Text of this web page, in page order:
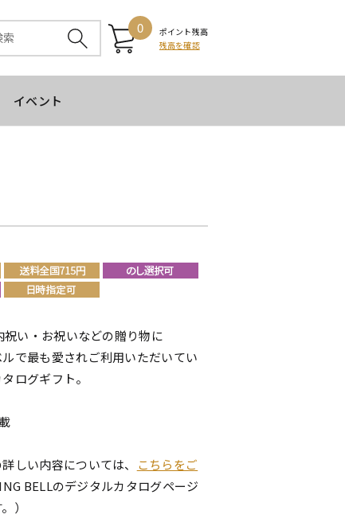
0
ポイント残高
残高を確認
イベント
い・お祝いなどの贈り物に
で最も愛されご利用いただいてい
ログギフト。
しい内容については、
こちらをご
BELLのデジタルカタログページ
）